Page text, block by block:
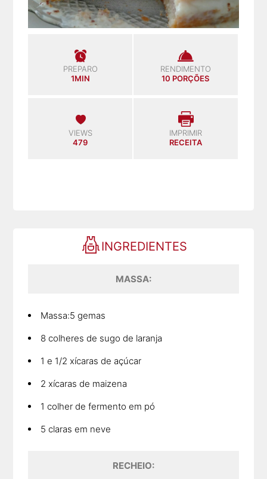
PREPARO
1MIN
RENDIMENTO
10 PORÇÕES
VIEWS
479
IMPRIMIR
RECEITA
INGREDIENTES
MASSA:
Massa:5 gemas
8 colheres de sugo de laranja
1 e 1/2 xícaras de açúcar
2 xícaras de maizena
1 colher de fermento em pó
5 claras em neve
RECHEIO: